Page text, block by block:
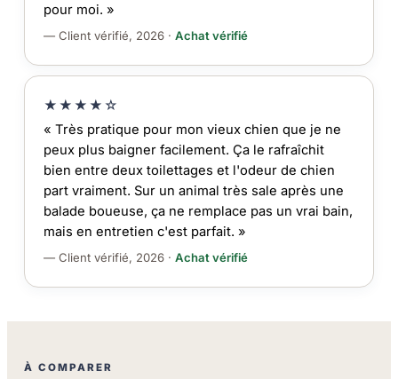
pour moi. »
— Client vérifié, 2026 · Achat vérifié
★★★★☆
« Très pratique pour mon vieux chien que je ne
peux plus baigner facilement. Ça le rafraîchit
bien entre deux toilettages et l'odeur de chien
part vraiment. Sur un animal très sale après une
balade boueuse, ça ne remplace pas un vrai bain,
mais en entretien c'est parfait. »
— Client vérifié, 2026 · Achat vérifié
À COMPARER